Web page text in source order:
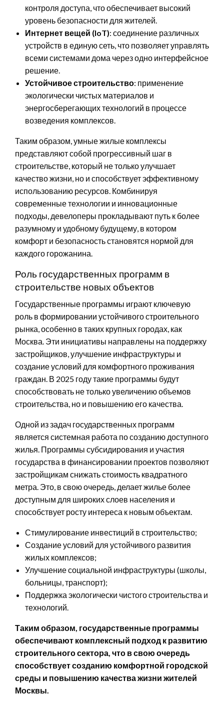
контроля доступа, что обеспечивает высокий
уровень безопасности для жителей.
Интернет вещей (IoT): соединение различных
устройств в единую сеть, что позволяет управлять
всеми системами дома через одно интерфейсное
решение.
Устойчивое строительство: применение
экологически чистых материалов и
энергосберегающих технологий в процессе
возведения комплексов.
Таким образом, умные жилые комплексы
представляют собой прогрессивный шаг в
строительстве, который не только улучшает
качество жизни, но и способствует эффективному
использованию ресурсов. Комбинируя
современные технологии и инновационные
подходы, девелоперы прокладывают путь к более
разумному и удобному будущему, в котором
комфорт и безопасность становятся нормой для
каждого горожанина.
Роль государственных программ в
строительстве новых объектов
Государственные программы играют ключевую
роль в формировании устойчивого строительного
рынка, особенно в таких крупных городах, как
Москва. Эти инициативы направлены на поддержку
застройщиков, улучшение инфраструктуры и
создание условий для комфортного проживания
граждан. В 2025 году такие программы будут
способствовать не только увеличению объемов
строительства, но и повышению его качества.
Одной из задач государственных программ
является системная работа по созданию доступного
жилья. Программы субсидирования и участия
государства в финансировании проектов позволяют
застройщикам снижать стоимость квадратного
метра. Это, в свою очередь, делает жилье более
доступным для широких слоев населения и
способствует росту интереса к новым объектам.
Стимулирование инвестиций в строительство;
Создание условий для устойчивого развития
жилых комплексов;
Улучшение социальной инфраструктуры (школы,
больницы, транспорт);
Поддержка экологически чистого строительства и
технологий.
Таким образом, государственные программы
обеспечивают комплексный подход к развитию
строительного сектора, что в свою очередь
способствует созданию комфортной городской
среды и повышению качества жизни жителей
Москвы.